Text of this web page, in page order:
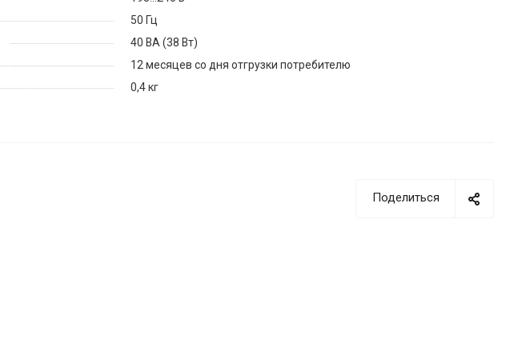
50 Гц
40 ВА (38 Вт)
12 месяцев со дня отгрузки потребителю
0,4 кг
Поделиться